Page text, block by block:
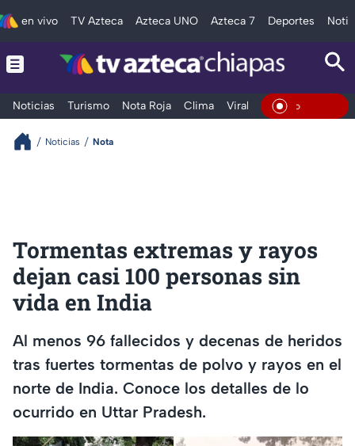
en vivo TV Azteca Azteca UNO Azteca 7 Deportes
Noticias Turismo Nota Roja Clima Viral y Tendencia En Vivo
Noticias Nota
Tormentas extremas y rayos
dejan casi 100 personas sin
vida en India
Al menos 96 fallecidos y decenas de heridos
tras fuertes tormentas de polvo y rayos en el
norte de India. Conoce los detalles de lo
ocurrido en Uttar Pradesh.